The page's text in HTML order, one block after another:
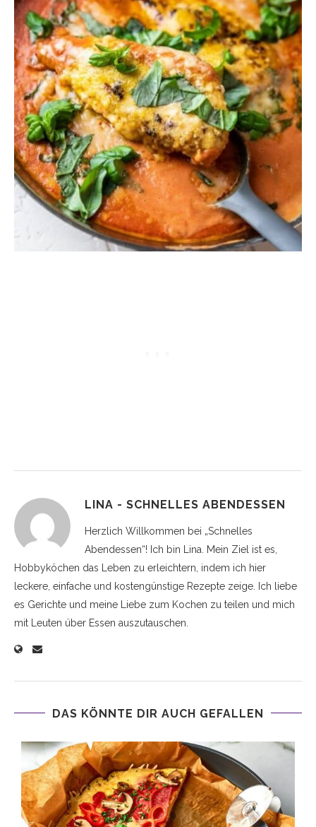
LINA - SCHNELLES ABENDESSEN
Herzlich Willkommen bei „Schnelles
Abendessen“! Ich bin Lina. Mein Ziel ist es,
Hobbyköchen das Leben zu erleichtern, indem ich hier
leckere, einfache und kostengünstige Rezepte zeige. Ich liebe
es Gerichte und meine Liebe zum Kochen zu teilen und mich
mit Leuten über Essen auszutauschen.
DAS KÖNNTE DIR AUCH GEFALLEN